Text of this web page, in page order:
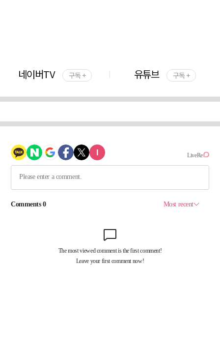
네이버TV 구독 + 유튜브 구독 +